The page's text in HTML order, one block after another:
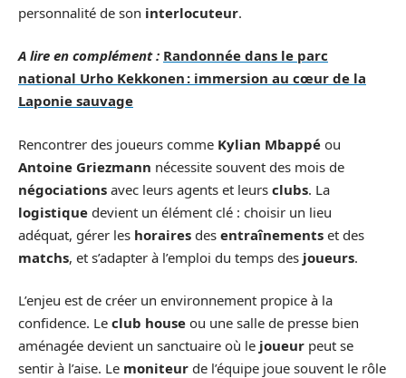
personnalité de son interlocuteur.
A lire en complément : Randonnée dans le parc
national Urho Kekkonen : immersion au cœur de la
Laponie sauvage
Rencontrer des joueurs comme Kylian Mbappé ou
Antoine Griezmann nécessite souvent des mois de
négociations avec leurs agents et leurs clubs. La
logistique devient un élément clé : choisir un lieu
adéquat, gérer les horaires des entraînements et des
matchs, et s’adapter à l’emploi du temps des joueurs.
L’enjeu est de créer un environnement propice à la
confidence. Le club house ou une salle de presse bien
aménagée devient un sanctuaire où le joueur peut se
sentir à l’aise. Le moniteur de l’équipe joue souvent le rôle